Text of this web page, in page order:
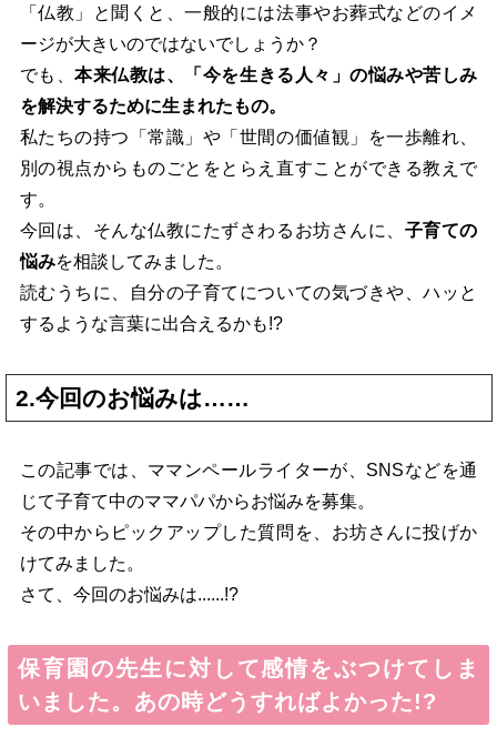
「仏教」と聞くと、一般的には法事やお葬式などのイメ
ージが大きいのではないでしょうか？
でも、本来仏教は、「今を生きる人々」の悩みや苦しみ
を解決するために生まれたもの。
私たちの持つ「常識」や「世間の価値観」を一歩離れ、
別の視点からものごとをとらえ直すことができる教えで
す。
今回は、そんな仏教にたずさわるお坊さんに、 子育ての
悩みを相談してみました。
読むうちに、自分の子育てについての気づきや、ハッと
するような言葉に出合えるかも!?
2.今回のお悩みは……
この記事では、ママンペールライターが、SNSなどを通
じて子育て中のママパパからお悩みを募集。
その中からピックアップした質問を、お坊さんに投げか
けてみました。
さて、今回のお悩みは......!?
保育園の先生に対して感情をぶつけてしま
いました。あの時どうすればよかった!?